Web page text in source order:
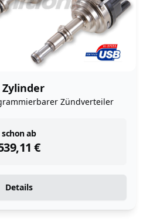
Zylinder
Zündverteiler
schon ab
€
instock
Details